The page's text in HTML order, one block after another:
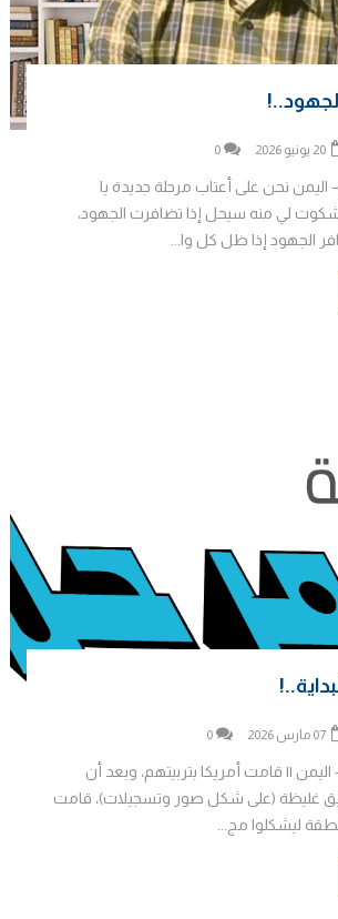
0
نحن على أعتاب مرحلة جديدة يا
لي منه سيحل إذا تضافرت الجهود،
الجهود إذا ظل كل وا...
0
|| قامت أمريكا بتربيتهم، وبعد أن
غليظة (على شكل صور وتسجيلات)، قامت
ليشكلوا مج...